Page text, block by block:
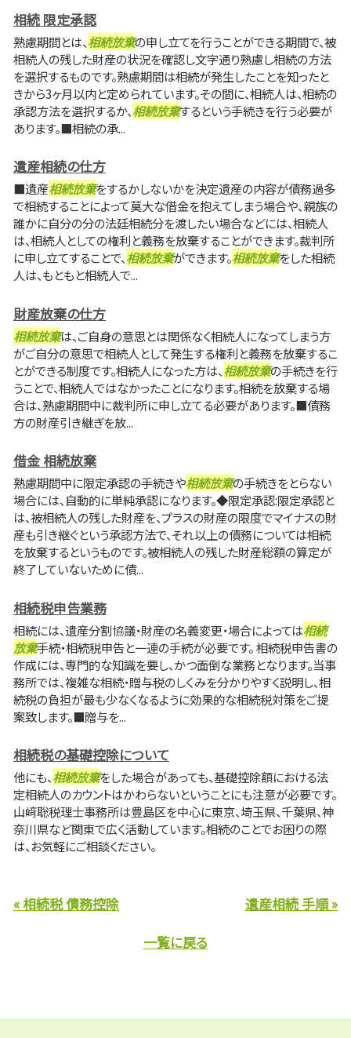
相続 限定承認
熟慮期間とは、相続放棄の申し立てを行うことができる期間で、被
相続人の残した財産の状況を確認し文字通り熟慮し相続の方法
を選択するものです。熟慮期間は相続が発生したことを知ったと
きから3ヶ月以内と定められています。その間に、相続人は、相続の
承認方法を選択するか、相続放棄するという手続きを行う必要が
あります。■相続の承...
遺産相続の仕方
■遺産相続放棄をするかしないかを決定遺産の内容が債務過多
で相続することによって莫大な借金を抱えてしまう場合や、親族の
誰かに自分の分の法廷相続分を渡したい場合などには、相続人
は、相続人としての権利と義務を放棄することができます。裁判所
に申し立てすることで、相続放棄ができます。相続放棄をした相続
人は、もともと相続人で...
財産放棄の仕方
相続放棄は、ご自身の意思とは関係なく相続人になってしまう方
がご自分の意思で相続人として発生する権利と義務を放棄するこ
とができる制度です。相続人になった方は、相続放棄の手続きを行
うことで、相続人ではなかったことになります。相続を放棄する場
合は、熟慮期間中に裁判所に申し立てる必要があります。■債務
方の財産引き継ぎを放...
借金 相続放棄
熟慮期間中に限定承認の手続きや相続放棄の手続きをとらない
場合には、自動的に単純承認になります。◆限定承認:限定承認と
は、被相続人の残した財産を、プラスの財産の限度でマイナスの財
産も引き継ぐという承認方法で、それ以上の債務については相続
を放棄するというものです。被相続人の残した財産総額の算定が
終了していないために債...
相続税申告業務
相続には、遺産分割協議・財産の名義変更・場合によっては相続
放棄手続・相続税申告と一連の手続が必要です。 相続税申告書の
作成には、専門的な知識を要し、かつ面倒な業務となります。当事
務所では、複雑な相続・贈与税のしくみを分かりやすく説明し、相
続税の負担が最も少なくなるように効果的な相続税対策をご提
案致します。■贈与を...
相続税の基礎控除について
他にも、相続放棄をした場合があっても、基礎控除額における法
定相続人のカウントはかわらないということにも注意が必要です。
山﨑聡税理士事務所は豊島区を中心に東京、埼玉県、千葉県、神
奈川県など関東で広く活動しています。相続のことでお困りの際
は、お気軽にご相談ください。
« 相続税 債務控除
遺産相続 手順 »
一覧に戻る